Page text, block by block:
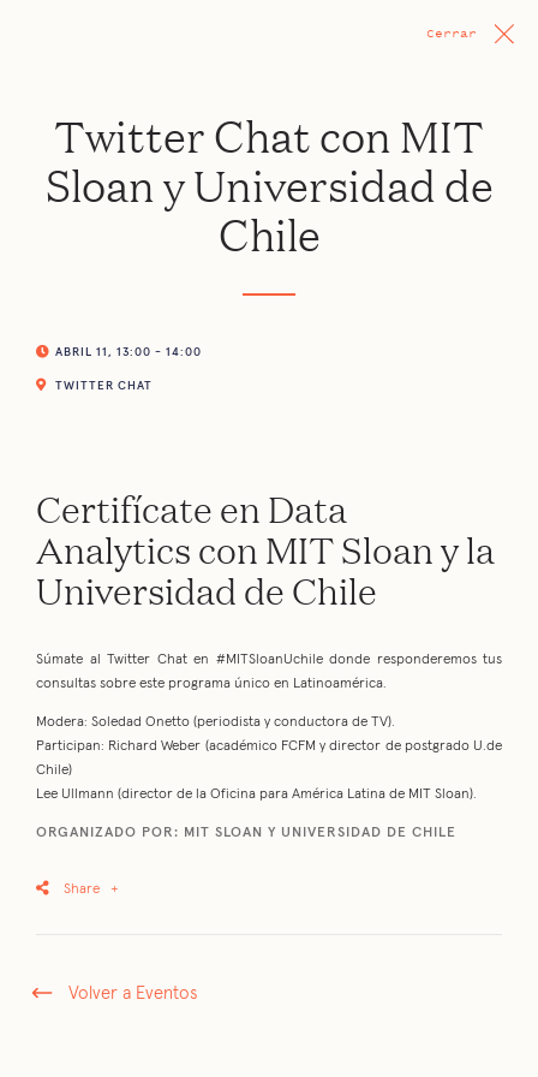
Cerrar
Twitter Chat con MIT
Sloan y Universidad de
Chile
ABRIL 11, 13:00 - 14:00
TWITTER CHAT
Certifícate en Data
Analytics con MIT Sloan y la
Universidad de Chile
Súmate al Twitter Chat en #MITSloanUchile donde responderemos tus
consultas sobre este programa único en Latinoamérica.
Modera: Soledad Onetto (periodista y conductora de TV).
Participan: Richard Weber (académico FCFM y director de postgrado U.de
Chile)
Lee Ullmann (director de la Oficina para América Latina de MIT Sloan).
ORGANIZADO POR: MIT SLOAN Y UNIVERSIDAD DE CHILE
Share +
Volver a Eventos